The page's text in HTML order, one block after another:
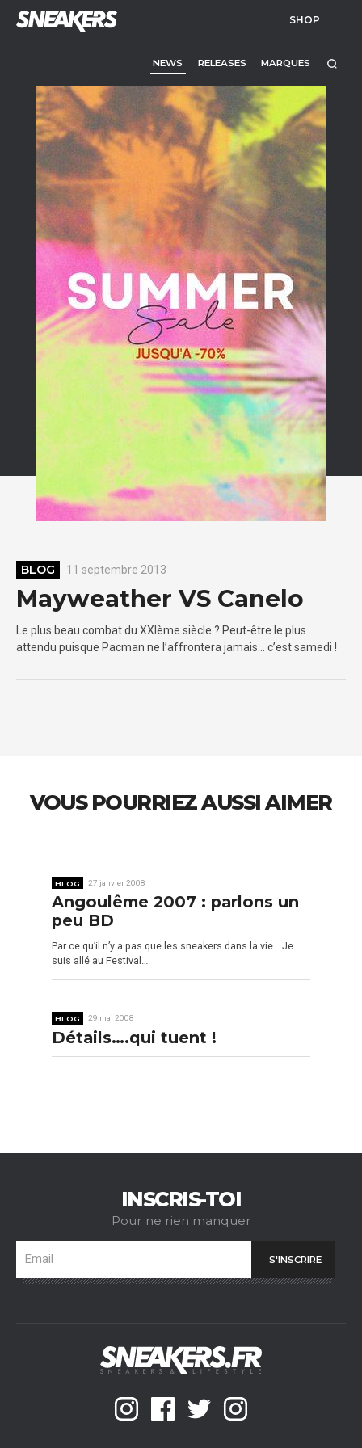
SHOP
NEWS RELEASES MARQUES
BLOG 11 septembre 2013
Mayweather VS Canelo
Le plus beau combat du XXIème siècle ? Peut-être le plus
attendu puisque Pacman ne l’affrontera jamais… c’est samedi !
VOUS POURRIEZ AUSSI AIMER
BLOG 27 janvier 2008
Angoulême 2007 : parlons un
peu BD
Par ce qu’il n’y a pas que les sneakers dans la vie… Je
suis allé au Festival…
BLOG 29 mai 2008
Détails….qui tuent !
INSCRIS-TOI
Pour ne rien manquer